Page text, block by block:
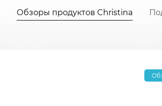
Обзоры продуктов Christina